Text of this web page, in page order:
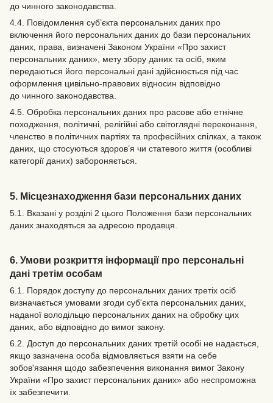
до чинного законодавства.
4.4. Повідомлення суб’єкта персональних даних про
включення його персональних даних до бази персональних
даних, права, визначені Законом України «Про захист
персональних даних», мету збору даних та осіб, яким
передаються його персональні дані здійснюється під час
оформлення цивільно-правових відносин відповідно
до чинного законодавства.
4.5. Обробка персональних даних про расове або етнічне
походження, політичні, релігійні або світоглядні переконання,
членство в політичних партіях та професійних спілках, а також
даних, що стосуються здоров’я чи статевого життя (особливі
категорії даних) забороняється.
5. Місцезнаходження бази персональних даних
5.1. Вказані у розділі 2 цього Положення бази персональних
даних знаходяться за адресою продавця.
6. Умови розкриття інформації про персональні
дані третім особам
6.1. Порядок доступу до персональних даних третіх осіб
визначається умовами згоди суб'єкта персональних даних,
наданої володільцю персональних даних на обробку цих
даних, або відповідно до вимог закону.
6.2. Доступ до персональних даних третій особі не надається,
якщо зазначена особа відмовляється взяти на себе
зобов'язання щодо забезпечення виконання вимог Закону
України «Про захист персональних даних» або неспроможна
їх забезпечити.